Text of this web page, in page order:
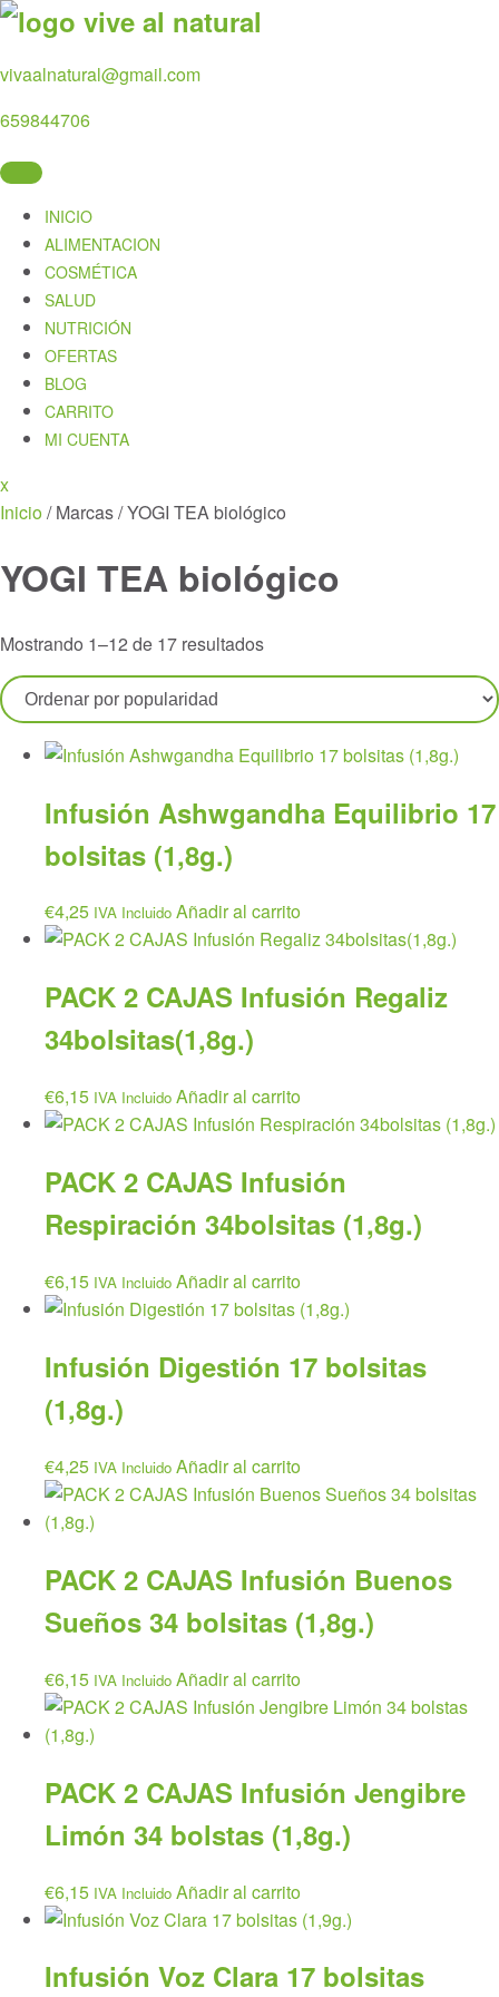
Skip
content
vivaalnatural@gmail.com
659844706
INICIO
ALIMENTACION
COSMÉTICA
SALUD
NUTRICIÓN
OFERTAS
BLOG
CARRITO
MI CUENTA
xClose
Menu
Inicio/ Marcas / YOGI TEA biológico
YOGI TEA biológico
Mostrando 1–12 de 17 resultadosOrdenado
por
Infusión Ashwgandha Equilibrio 17
bolsitas (1,8g.)
€4,25 IVA Incluido Añadir al carrito
PACK 2 CAJAS Infusión Regaliz
34bolsitas(1,8g.)
€6,15 IVA Incluido Añadir al carrito
PACK 2 CAJAS Infusión
Respiración 34bolsitas (1,8g.)
€6,15 IVA Incluido Añadir al carrito
Infusión Digestión 17 bolsitas
(1,8g.)
€4,25 IVA Incluido Añadir al carrito
PACK 2 CAJAS Infusión Buenos
Sueños 34 bolsitas (1,8g.)
€6,15 IVA Incluido Añadir al carrito
PACK 2 CAJAS Infusión Jengibre
Limón 34 bolstas (1,8g.)
€6,15 IVA Incluido Añadir al carrito
Infusión Voz Clara 17 bolsitas